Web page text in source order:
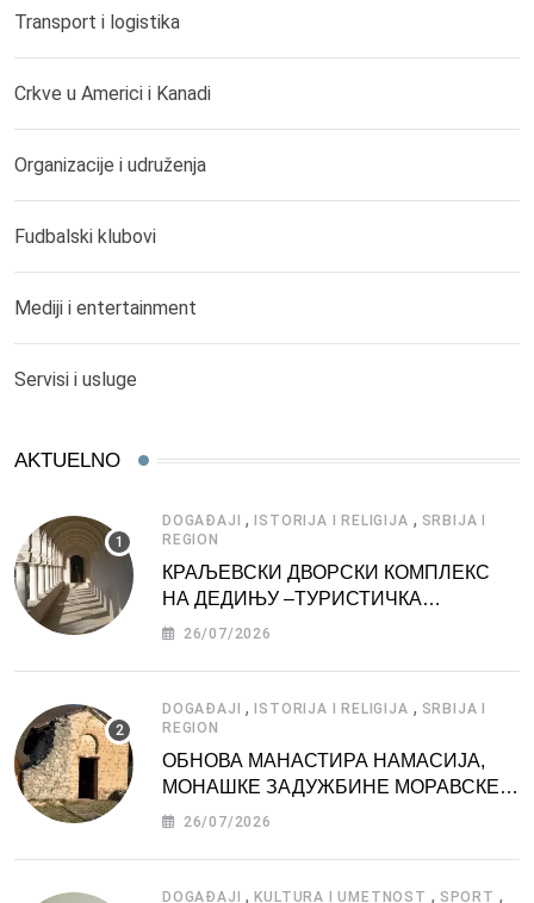
Transport i logistika
Crkve u Americi i Kanadi
Organizacije i udruženja
Fudbalski klubovi
Mediji i entertainment
Servisi i usluge
AKTUELNO
DOGAĐAJI , ISTORIJA I RELIGIJA , SRBIJA I
REGION
КРАЉЕВСКИ ДВОРСКИ КОМПЛЕКС
НА ДЕДИЊУ –ТУРИСТИЧКА
АТРАКЦИЈА
26/07/2026
DOGAĐAJI , ISTORIJA I RELIGIJA , SRBIJA I
REGION
ОБНОВА МАНАСТИРА НАМАСИЈА,
МОНАШКЕ ЗАДУЖБИНЕ МОРАВСКЕ
СРБИЈЕ
26/07/2026
DOGAĐAJI ,KULTURA I UMETNOST , SPORT ,